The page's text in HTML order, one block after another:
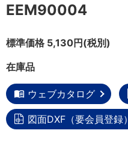
EEM90004
標準価格 5,130円(税別)
在庫品
ウェブカタログ
図面DXF（要会員登録）